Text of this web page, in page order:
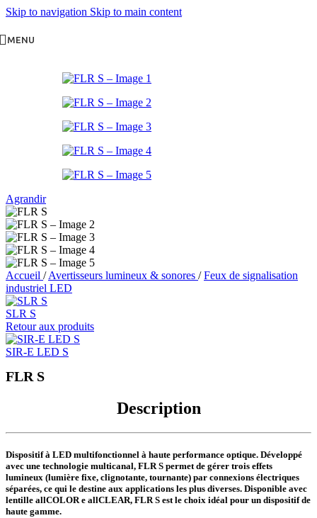
Skip to navigation Skip to main content
MENU
Agrandir
Accueil / Avertisseurs lumineux & sonores / Feux de signalisation
industriel LED
SLR S
Retour aux produits
SIR-E LED S
FLR S
Description
Dispositif à LED multifonctionnel à haute performance optique. Développé
avec une technologie multicanal, FLR S permet de gérer trois effets
lumineux (lumière fixe, clignotante, tournante) par connexions électriques
séparées, ce qui le destine aux applications les plus diverses. Disponible avec
lentille allCOLORe allCLEAR, FLR S est le choix idéal pour un dispositif de
haute gamme.